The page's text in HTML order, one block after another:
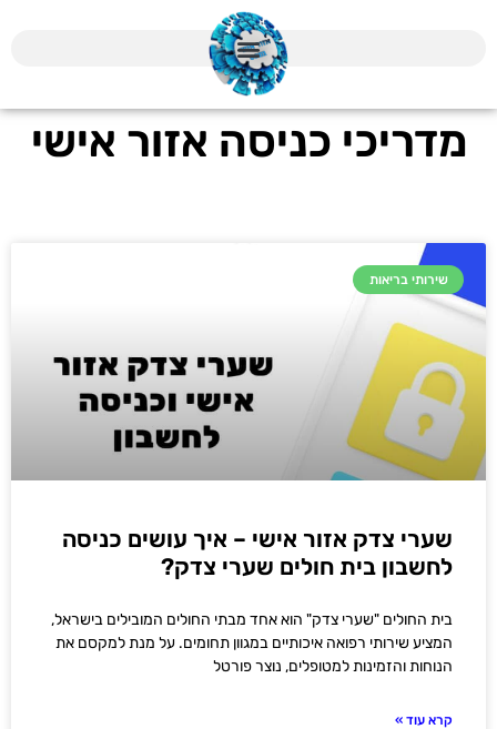
מדריכי כניסה אזור אישי
שירותי בריאות
שערי צדק אזור אישי – איך עושים כניסה
לחשבון בית חולים שערי צדק?
בית החולים "שערי צדק" הוא אחד מבתי החולים המובילים בישראל,
המציע שירותי רפואה איכותיים במגוון תחומים. על מנת למקסם את
הנוחות והזמינות למטופלים, נוצר פורטל
קרא עוד »